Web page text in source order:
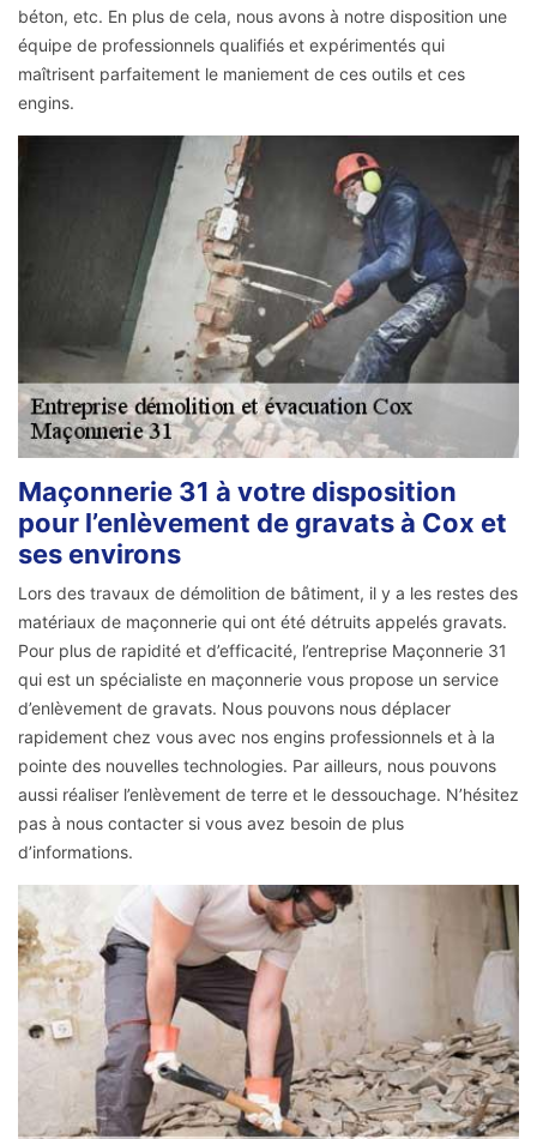
béton, etc. En plus de cela, nous avons à notre disposition une
équipe de professionnels qualifiés et expérimentés qui
maîtrisent parfaitement le maniement de ces outils et ces
engins.
Maçonnerie 31 à votre disposition
pour l’enlèvement de gravats à Cox et
ses environs
Lors des travaux de démolition de bâtiment, il y a les restes des
matériaux de maçonnerie qui ont été détruits appelés gravats.
Pour plus de rapidité et d’efficacité, l’entreprise Maçonnerie 31
qui est un spécialiste en maçonnerie vous propose un service
d’enlèvement de gravats. Nous pouvons nous déplacer
rapidement chez vous avec nos engins professionnels et à la
pointe des nouvelles technologies. Par ailleurs, nous pouvons
aussi réaliser l’enlèvement de terre et le dessouchage. N’hésitez
pas à nous contacter si vous avez besoin de plus
d’informations.